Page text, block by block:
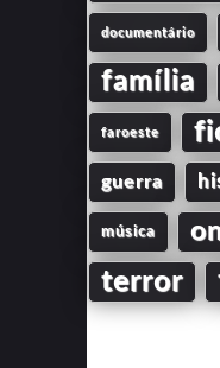
documentário
família
faroeste
guerra
música
terror